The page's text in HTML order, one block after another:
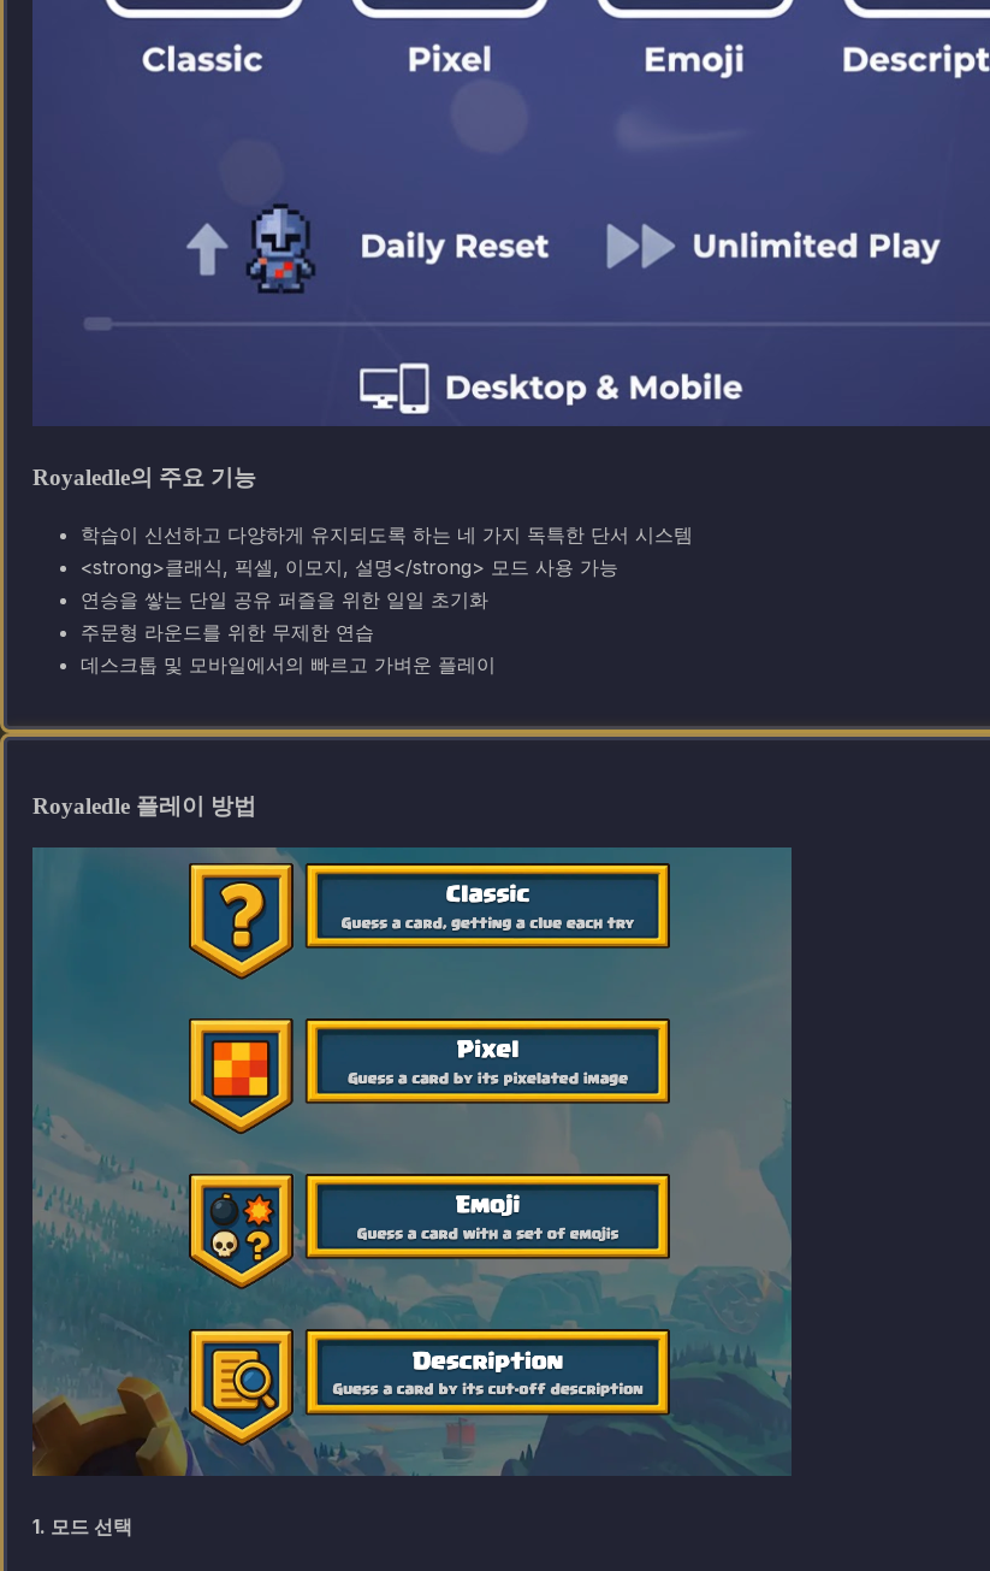
Royaledle의 주요 기능
학습이 신선하고 다양하게 유지되도록 하는 네 가지 독특한 단서 시스템
<strong>클래식, 픽셀, 이모지, 설명</strong> 모드 사용 가능
연승을 쌓는 단일 공유 퍼즐을 위한 일일 초기화
주문형 라운드를 위한 무제한 연습
데스크톱 및 모바일에서의 빠르고 가벼운 플레이
Royaledle 플레이 방법
1. 모드 선택